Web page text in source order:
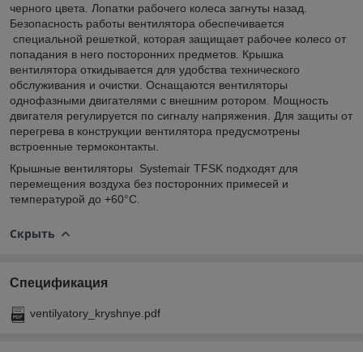
черного цвета. Лопатки рабочего колеса загнуты назад.
Безопасность работы вентилятора обеспечивается
специальной решеткой, которая защищает рабочее колесо от
попадания в него посторонних предметов. Крышка
вентилятора откидывается для удобства технического
обслуживания и очистки. Оснащаются вентиляторы
однофазными двигателями с внешним ротором. Мощность
двигателя регулируется по сигналу напряжения. Для защиты от
перегрева в конструкции вентилятора предусмотрены
встроенные термоконтакты.
Крышные вентиляторы Systemair TFSK подходят для
перемещения воздуха без посторонних примесей и
температурой до +60°С.
Скрыть
Спецификация
ventilyatory_kryshnye.pdf